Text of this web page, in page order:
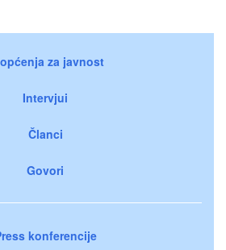
za javnost
Intervjui
Članci
Govori
konferencije